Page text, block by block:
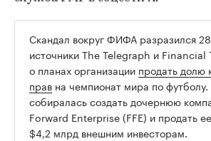
Скандал вокруг ФИФА разразился
источники The Telegraph и
о планах организации продать долю
прав на чемпионат мира по
собиралась создать дочернюю
Forward Enterprise (FFE) и продать
$4,2 млрд внешним инвесторам.